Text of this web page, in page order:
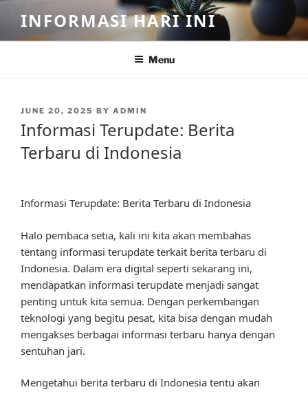
content
INFORMASI HARI INI
Menu
POSTED
JUNE 20, 2025 BY ADMIN
Informasi Terupdate: Berita
Terbaru di Indonesia
Informasi Terupdate: Berita Terbaru di Indonesia
Halo pembaca setia, kali ini kita akan membahas
tentang informasi terupdate terkait berita terbaru di
Indonesia. Dalam era digital seperti sekarang ini,
mendapatkan informasi terupdate menjadi sangat
penting untuk kita semua. Dengan perkembangan
teknologi yang begitu pesat, kita bisa dengan mudah
mengakses berbagai informasi terbaru hanya dengan
sentuhan jari.
Mengetahui berita terbaru di Indonesia tentu akan